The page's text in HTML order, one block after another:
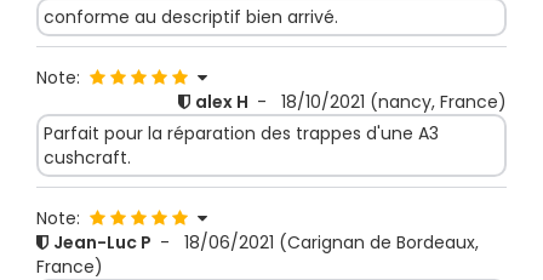
conforme au descriptif bien arrivé.
Note:
alex H - 18/10/2021 (nancy, France)
Parfait pour la réparation des trappes d'une A3
cushcraft.
Note:
Jean-Luc P - 18/06/2021 (Carignan de Bordeaux,
France)